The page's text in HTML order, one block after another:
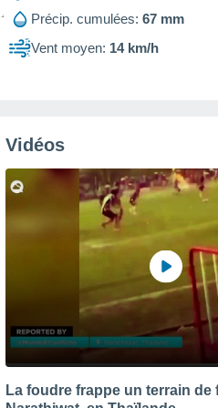
Précip. cumulées: 67 mm
Vent moyen: 14 km/h
Vidéos
La foudre frappe un terrain de